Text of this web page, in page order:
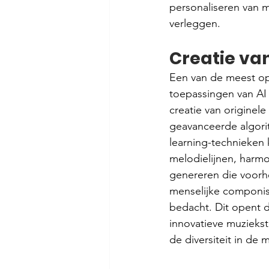
personaliseren van
verleggen.
Creatie
Een van de meest
toepassingen van
creatie van
geavanceerde
learning-
melodielijnen,
genereren die
menselijke
bedacht. Dit opent
innovatieve
de diversiteit in de